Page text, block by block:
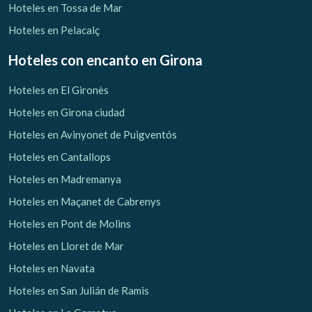
Hoteles en Tossa de Mar
Hoteles en Pelacalç
Hoteles con encanto en Girona
Hoteles en El Gironès
Hoteles en Girona ciudad
Hoteles en Avinyonet de Puigventós
Hoteles en Cantallops
Hoteles en Madremanya
Hoteles en Maçanet de Cabrenys
Hoteles en Pont de Molins
Hoteles en Lloret de Mar
Hoteles en Navata
Hoteles en San Julián de Ramis